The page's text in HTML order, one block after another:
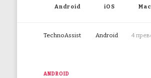
Android iOS Mac
TechnoAssist Android 4
ANDROID